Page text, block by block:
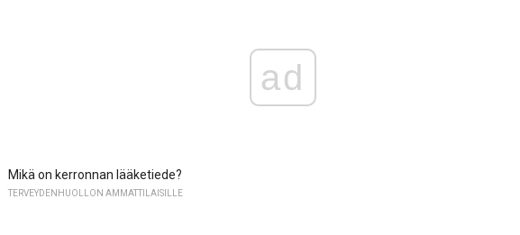
ad
Mikä on kerronnan lääketiede?
TERVEYDENHUOLLON AMMATTILAISILLE